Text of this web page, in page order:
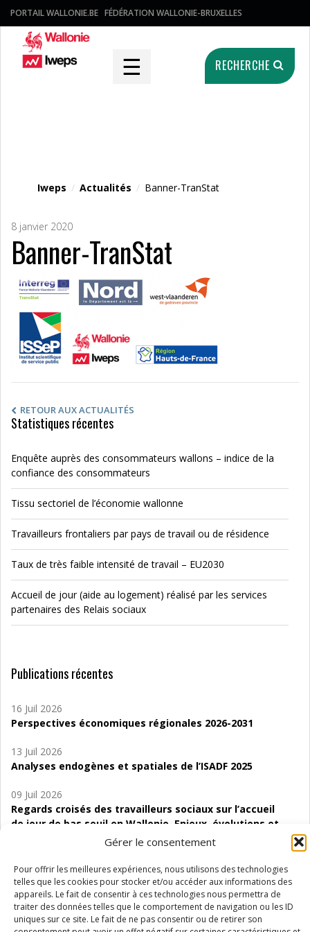
Gérer le consentement
Pour offrir les meilleures expériences, nous utilisons des technologies
telles que les cookies pour stocker et/ou accéder aux informations des
appareils. Le fait de consentir à ces technologies nous permettra de
traiter des données telles que le comportement de navigation ou les ID
uniques sur ce site. Le fait de ne pas consentir ou de retirer son
PORTAIL WALLONIE.BE FÉDÉRATION WALLONIE-BRUXELLES
☰ RECHERCHE
Iweps / Actualités / Banner-TranStat
8 janvier 2020
Banner-TranStat
RETOUR AUX ACTUALITÉS
Statistiques récentes
Enquête auprès des consommateurs wallons – indice de la
confiance des consommateurs
Tissu sectoriel de l’économie wallonne
Travailleurs frontaliers par pays de travail ou de résidence
Taux de très faible intensité de travail – EU2030
Accueil de jour (aide au logement) réalisé par les services
partenaires des Relais sociaux
Publications récentes
16 Juil 2026
Perspectives économiques régionales 2026-2031
13 Juil 2026
Analyses endogènes et spatiales de l’ISADF 2025
09 Juil 2026
Regards croisés des travailleurs sociaux sur l’accueil
de jour de bas seuil en Wallonie. Enjeux, évolutions et
06 Juil 2026
Étude d’évaluabilité des Structures
d’accompagnement à l’autocréation d’emploi (SAACE)
01 Juil 2026